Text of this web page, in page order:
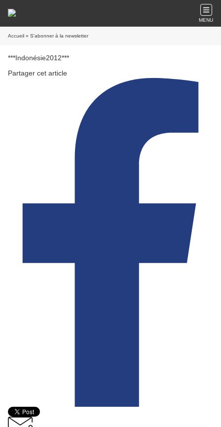
MENU
Accueil » S'abonner à la newsletter
***Indonésie2012***
Partager cet article